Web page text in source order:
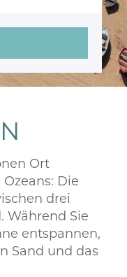
Ort
Die
drei
Während Sie
entspannen,
Sand und das